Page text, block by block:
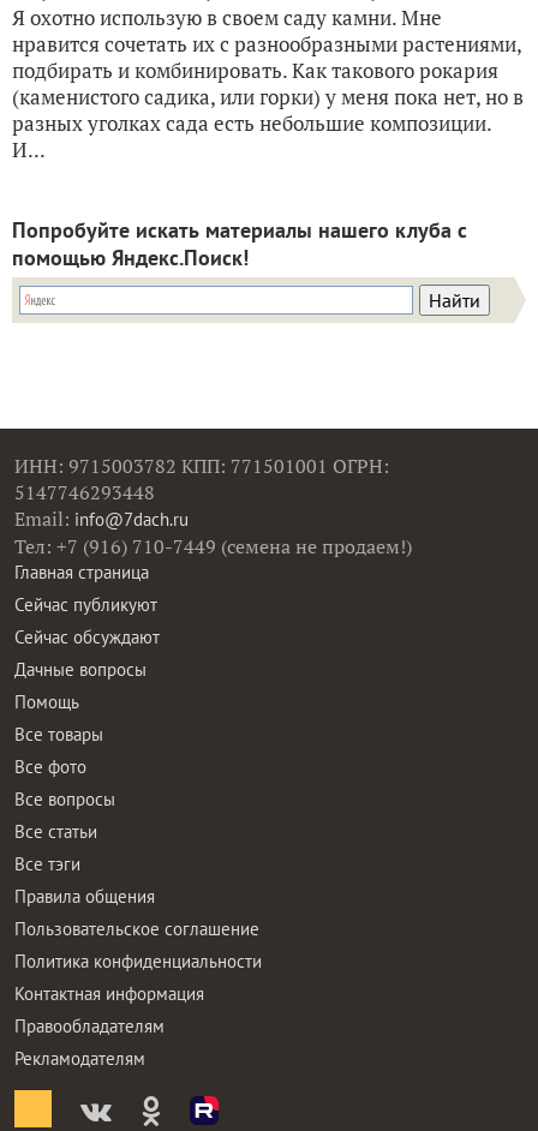
Я охотно использую в своем саду камни. Мне
нравится сочетать их с разнообразными растениями,
подбирать и комбинировать. Как такового рокария
(каменистого садика, или горки) у меня пока нет, но в
разных уголках сада есть небольшие композиции.
И...
Попробуйте искать материалы нашего клуба с
помощью Яндекс.Поиск!
ИНН: 9715003782 КПП: 771501001 ОГРН:
5147746293448
Email: info@7dach.ru
Тел: +7 (916) 710-7449 (семена не продаем!)
Главная страница
Сейчас публикуют
Сейчас обсуждают
Дачные вопросы
Помощь
Все товары
Все фото
Все вопросы
Все статьи
Все тэги
Правила общения
Пользовательское соглашение
Политика конфиденциальности
Контактная информация
Правообладателям
Рекламодателям